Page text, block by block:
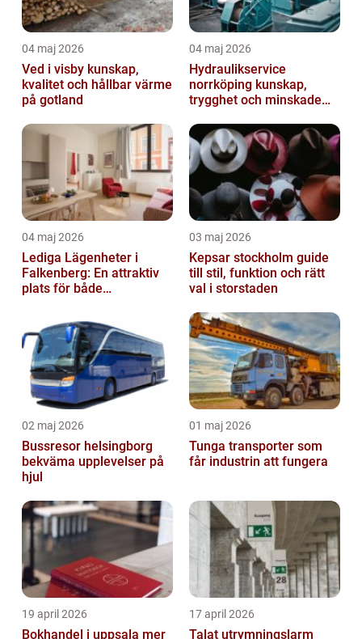
04 maj 2026
Ved i visby kunskap,
kvalitet och hållbar värme
på gotland
04 maj 2026
Hydraulikservice
norrköping kunskap,
trygghet och minskade
04 maj 2026
Lediga Lägenheter i
Falkenberg: En attraktiv
plats för både
semesterfirare
03 maj 2026
Kepsar stockholm guide
till stil, funktion och rätt
val i storstaden
02 maj 2026
Bussresor helsingborg
bekväma upplevelser på
hjul
01 maj 2026
Tunga transporter som
får industrin att fungera
19 april 2026
Bokhandel i uppsala mer
17 april 2026
Talat utrymningslarm